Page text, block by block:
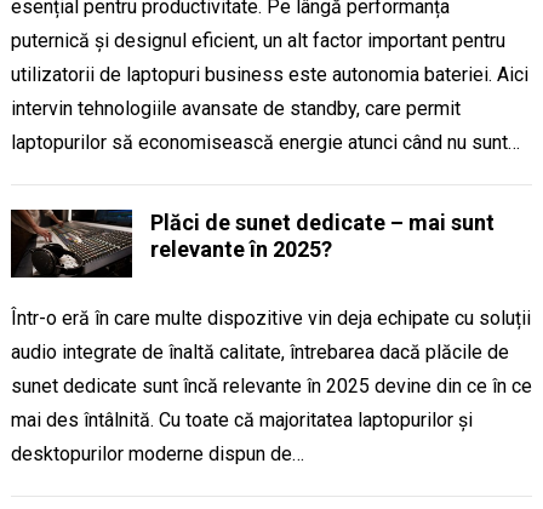
esențial pentru productivitate. Pe lângă performanța
puternică și designul eficient, un alt factor important pentru
utilizatorii de laptopuri business este autonomia bateriei. Aici
intervin tehnologiile avansate de standby, care permit
laptopurilor să economisească energie atunci când nu sunt…
Plăci de sunet dedicate – mai sunt
relevante în 2025?
Într-o eră în care multe dispozitive vin deja echipate cu soluții
audio integrate de înaltă calitate, întrebarea dacă plăcile de
sunet dedicate sunt încă relevante în 2025 devine din ce în ce
mai des întâlnită. Cu toate că majoritatea laptopurilor și
desktopurilor moderne dispun de…